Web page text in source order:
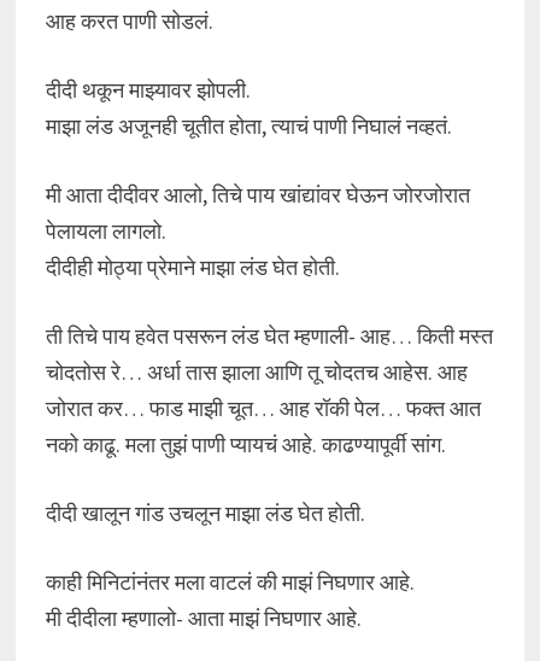
आह करत पाणी सोडलं.
दीदी थकून माझ्यावर झोपली.
माझा लंड अजूनही चूतीत होता, त्याचं पाणी निघालं नव्हतं.
मी आता दीदीवर आलो, तिचे पाय खांद्यांवर घेऊन जोरजोरात
पेलायला लागलो.
दीदीही मोठ्या प्रेमाने माझा लंड घेत होती.
ती तिचे पाय हवेत पसरून लंड घेत म्हणाली- आह… किती मस्त
चोदतोस रे… अर्धा तास झाला आणि तू चोदतच आहेस. आह
जोरात कर… फाड माझी चूत… आह रॉकी पेल… फक्त आत
नको काढू. मला तुझं पाणी प्यायचं आहे. काढण्यापूर्वी सांग.
दीदी खालून गांड उचलून माझा लंड घेत होती.
काही मिनिटांनंतर मला वाटलं की माझं निघणार आहे.
मी दीदीला म्हणालो- आता माझं निघणार आहे.